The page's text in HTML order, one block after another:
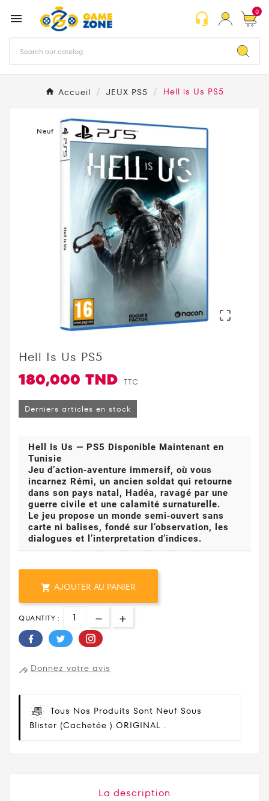
 headset_mic 0
Accueil JEUX PS5 Hell is Us PS5
Neuf

Hell Is Us PS5
180,000 TND TTC
Derniers articles en stock
Hell Is Us — PS5 Disponible Maintenant en
Tunisie
Jeu d’action‑aventure immersif, où vous
incarnez Rémi, un ancien soldat qui retourne
dans son pays natal, Hadéa, ravagé par une
guerre civile et une calamité surnaturelle.
Le jeu propose un monde semi‑ouvert sans
carte ni balises, fondé sur l’observation, les
dialogues et l’interpretation d’indices.
 AJOUTER AU PANIER
QUANTITY :
Donnez votre avis
Tous Nos Produits Sont Neuf Sous
Blister (cachetée ) ORIGINAL .
La description